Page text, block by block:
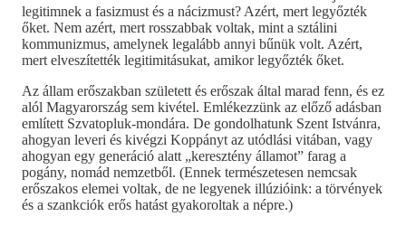
legitimnek a fasizmust és a nácizmust? Azért, mert legyőzték
őket. Nem azért, mert rosszabbak voltak, mint a sztálini
kommunizmus, amelynek legalább annyi bűnük volt. Azért,
mert elveszítették legitimitásukat, amikor legyőzték őket.
Az állam erőszakban született és erőszak által marad fenn, és ez
alól Magyarország sem kivétel. Emlékezzünk az előző adásban
említett Szvatopluk-mondára. De gondolhatunk Szent Istvánra,
ahogyan leveri és kivégzi Koppányt az utódlási vitában, vagy
ahogyan egy generáció alatt „keresztény államot” farag a
pogány, nomád nemzetből. (Ennek természetesen nemcsak
erőszakos elemei voltak, de ne legyenek illúzióink: a törvények
és a szankciók erős hatást gyakoroltak a népre.)